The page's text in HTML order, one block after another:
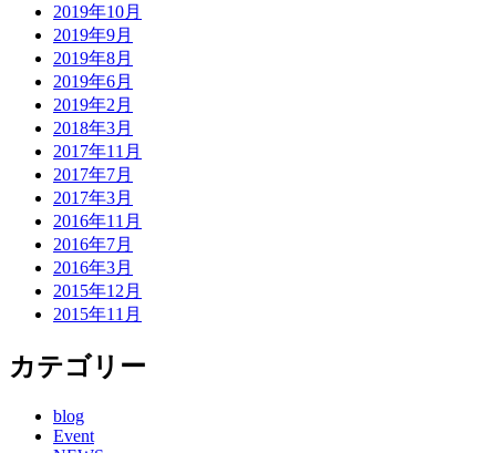
2019年10月
2019年9月
2019年8月
2019年6月
2019年2月
2018年3月
2017年11月
2017年7月
2017年3月
2016年11月
2016年7月
2016年3月
2015年12月
2015年11月
カテゴリー
blog
Event